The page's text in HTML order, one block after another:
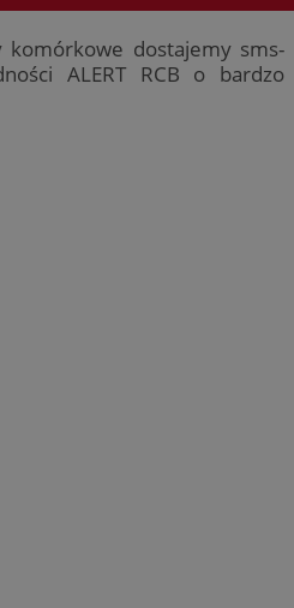
dostajemy sms-
ALERT RCB o bardzo